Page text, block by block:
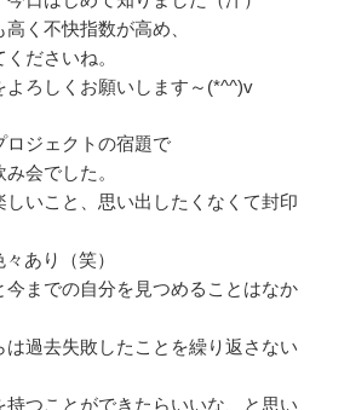
く不快指数が高め、
ださいね。
よろしくお願いします～(*^^)v
ロジェクトの宿題で
会でした。
しいこと、思い出したくなくて封印
あり（笑）
今までの自分を見つめることはなか
は過去失敗したことを繰り返さない
持つことができたらいいな、と思い